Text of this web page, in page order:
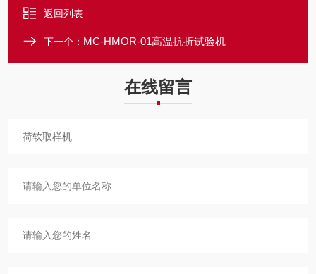
返回列表
下一个： MC-HMOR-01高温抗折试验机
在线留言